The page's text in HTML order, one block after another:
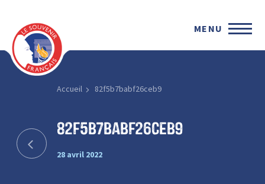
MENU
Accueil 82f5b7babf26ceb9
82f5b7babf26ceb9
28 avril 2022